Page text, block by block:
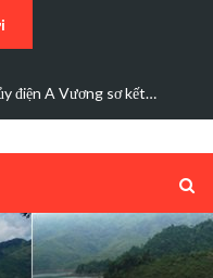
điện A Vương sơ kết…